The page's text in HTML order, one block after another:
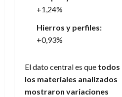
+1,24%
Hierros y perfiles:
+0,93%
El dato central es que todos
los materiales analizados
mostraron variaciones